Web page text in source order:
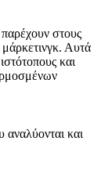
στους
μάρκετινγκ. Αυτά
και
αναλύονται και